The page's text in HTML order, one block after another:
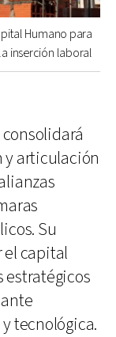
Humano para
inserción laboral
y articulación
Su
capital
estratégicos
tecnológica.